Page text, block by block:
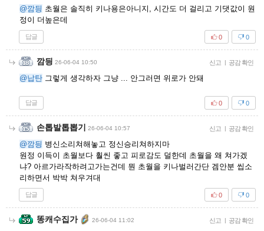
@깜딍 초월은 솔직히 키나용은아니지, 시간도 더 걸리고 기댓값이 원
정이 더높은데
답글 0
0
깜딍 26-06-04 10:50 신고 | 공감 확인
@납탄 그렇게 생각하자 그냥 ... 안그러면 위로가 안돼
답글 0
0
손톱발톱뽑기 26-06-04 10:57 신고 | 공감 확인
@깜딍 병신소리쳐해놓고 정신승리쳐하지마
원정 이득이 초월보다 훨씬 좋고 피로감도 덜한데 초월을 왜 쳐가겠
냐? 아르가라작하려고가는건데 뭔 초월을 키나벌러간단 겜안분 씹소
리하면서 박박 쳐우겨대
답글 0
0
똥캐수집가 26-06-04 11:02 신고 | 공감 확인